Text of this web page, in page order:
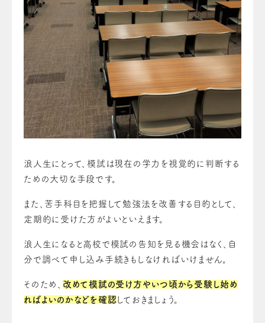
浪人生にとって、模試は現在の学力を視覚的に判断する
ための大切な手段です。
また、苦手科目を把握して勉強法を改善する目的として、
定期的に受けた方がよいといえます。
浪人生になると高校で模試の告知を見る機会はなく、自
分で調べて申し込み手続きもしなければいけません。
そのため、 改めて模試の受け方やいつ頃から受験し始め
ればよいのかなどを確認しておきましょう。